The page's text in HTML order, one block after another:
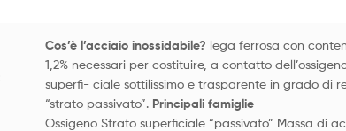
Cos’è l’acciaio inossidabile? lega ferrosa con
1,2% necessari per costituire, a contatto
superfi- ciale sottilissimo e trasparente in grado di
“strato passivato”. Principali famiglie
Ossigeno Strato superficiale “passivato” Massa di